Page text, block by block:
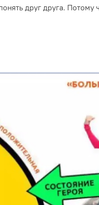
друг друга. Потому